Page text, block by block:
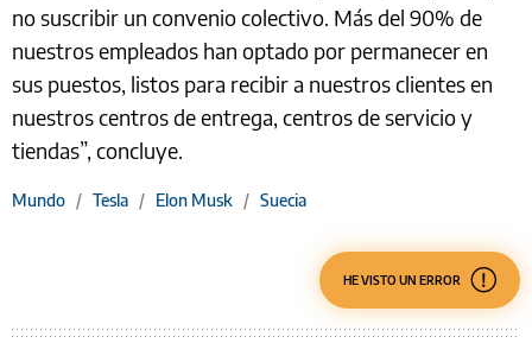
no suscribir un convenio colectivo. Más del 90% de
nuestros empleados han optado por permanecer en
sus puestos, listos para recibir a nuestros clientes en
nuestros centros de entrega, centros de servicio y
tiendas”, concluye.
Mundo / Tesla / Elon Musk / Suecia
HE VISTO UN ERROR